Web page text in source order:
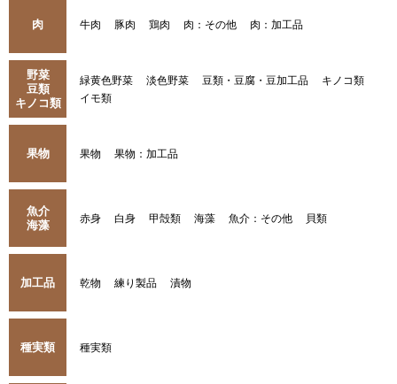
肉 牛肉 豚肉 鶏肉 肉：その他 肉：加工品
野菜
豆類
キノコ類
緑黄色野菜 淡色野菜 豆類・豆腐・豆加工品
キノコ類
イモ類
果物 果物 果物：加工品
魚介
海藻
赤身 白身 甲殻類 海藻 魚介：その他 貝類
加工品 乾物 練り製品 漬物
種実類 種実類